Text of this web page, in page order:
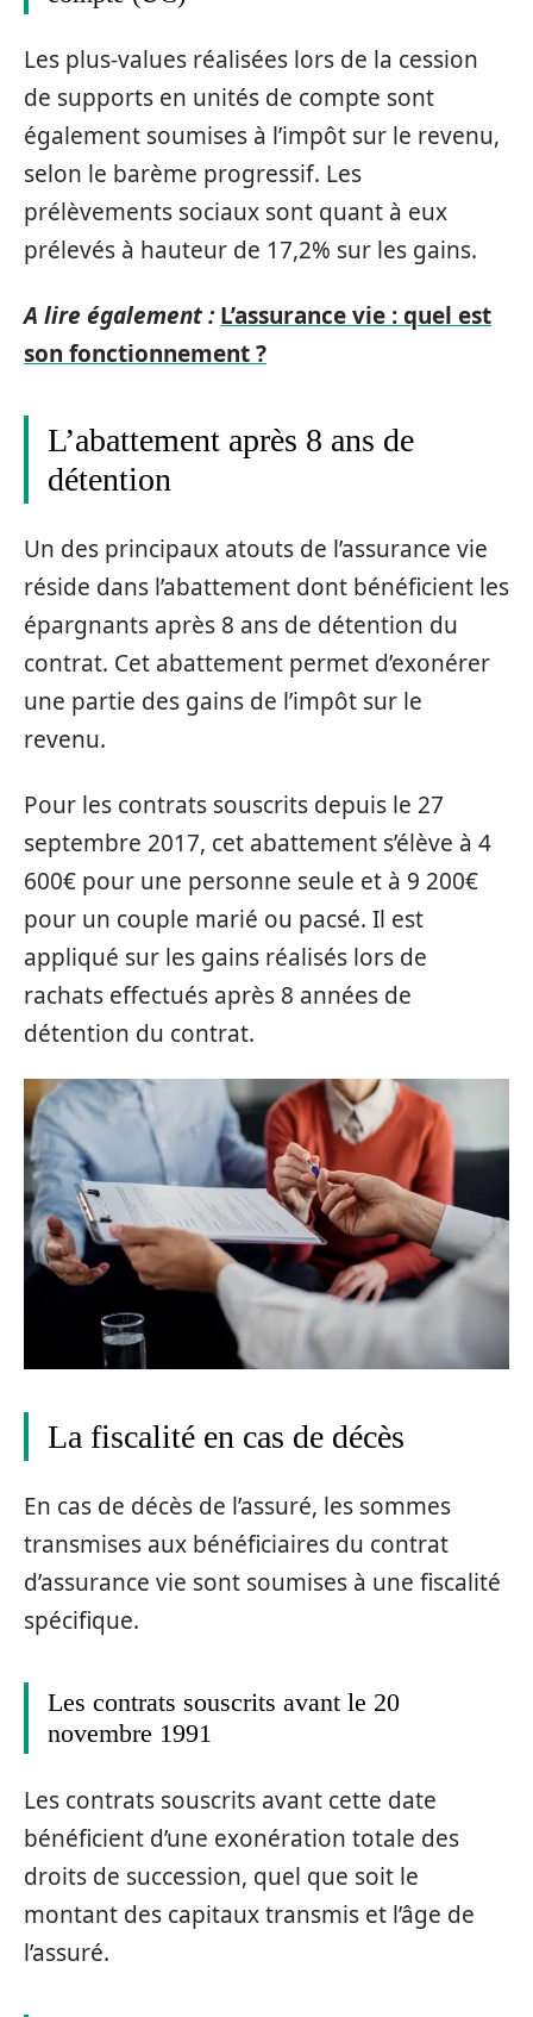
Les plus-values réalisées lors de la cession
de supports en unités de compte sont
également soumises à l’impôt sur le revenu,
selon le barème progressif. Les
prélèvements sociaux sont quant à eux
prélevés à hauteur de 17,2% sur les gains.
A lire également : L’assurance vie : quel est
son fonctionnement ?
L’abattement après 8 ans de
détention
Un des principaux atouts de l’assurance vie
réside dans l’abattement dont bénéficient les
épargnants après 8 ans de détention du
contrat. Cet abattement permet d’exonérer
une partie des gains de l’impôt sur le
revenu.
Pour les contrats souscrits depuis le 27
septembre 2017, cet abattement s’élève à 4
600€ pour une personne seule et à 9 200€
pour un couple marié ou pacsé. Il est
appliqué sur les gains réalisés lors de
rachats effectués après 8 années de
détention du contrat.
La fiscalité en cas de décès
En cas de décès de l’assuré, les sommes
transmises aux bénéficiaires du contrat
d’assurance vie sont soumises à une fiscalité
spécifique.
Les contrats souscrits avant le 20
novembre 1991
Les contrats souscrits avant cette date
bénéficient d’une exonération totale des
droits de succession, quel que soit le
montant des capitaux transmis et l’âge de
l’assuré.